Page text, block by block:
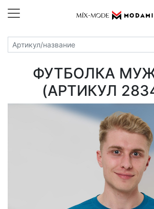
ФУТБОЛКА
(АРТИКУЛ